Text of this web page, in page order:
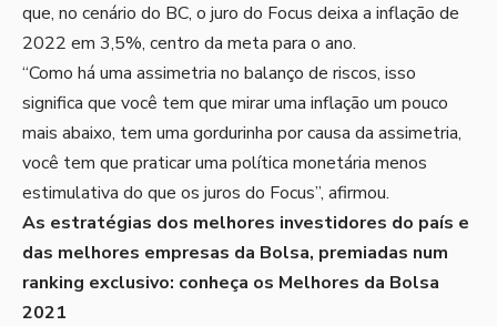
que, no cenário do BC, o juro do Focus deixa a inflação de
2022 em 3,5%, centro da meta para o ano.
“Como há uma assimetria no balanço de riscos, isso
significa que você tem que mirar uma inflação um pouco
mais abaixo, tem uma gordurinha por causa da assimetria,
você tem que praticar uma política monetária menos
estimulativa do que os juros do Focus”, afirmou.
As estratégias dos melhores investidores do país e
das melhores empresas da Bolsa, premiadas num
ranking exclusivo: conheça os Melhores da Bolsa
2021